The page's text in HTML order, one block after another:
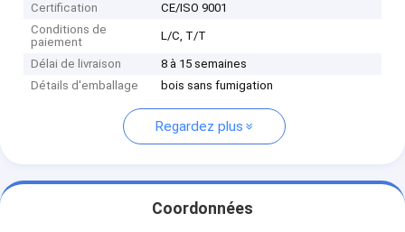
Certification
CE/ISO 9001
Conditions de
paiement
L/C, T/T
Délai de livraison
8 à 15 semaines
Détails d'emballage
bois sans fumigation
Regardez plus
Coordonnées